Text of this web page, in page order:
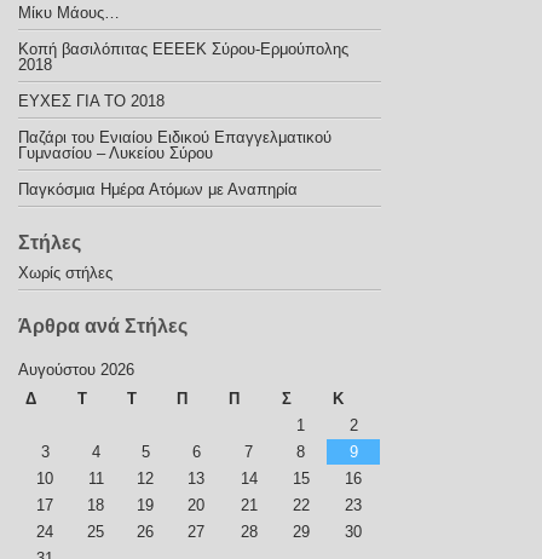
Μίκυ Μάους…
Κοπή βασιλόπιτας ΕΕΕΕΚ Σύρου-Ερμούπολης
2018
ΕΥΧΕΣ ΓΙΑ ΤΟ 2018
Παζάρι του Ενιαίου Ειδικού Επαγγελματικού
Γυμνασίου – Λυκείου Σύρου
Παγκόσμια Ημέρα Ατόμων με Αναπηρία
Στήλες
Χωρίς στήλες
Άρθρα ανά Στήλες
Αυγούστου 2026
Δ
Τ Τ Π Π Σ
Κ
1
2
3
4 5 6 7 8
9
10
11 12 13 14 15
16
17
18 19 20 21 22
23
24
25 26 27 28 29
30